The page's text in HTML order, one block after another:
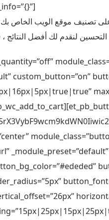
custom_button=”on”